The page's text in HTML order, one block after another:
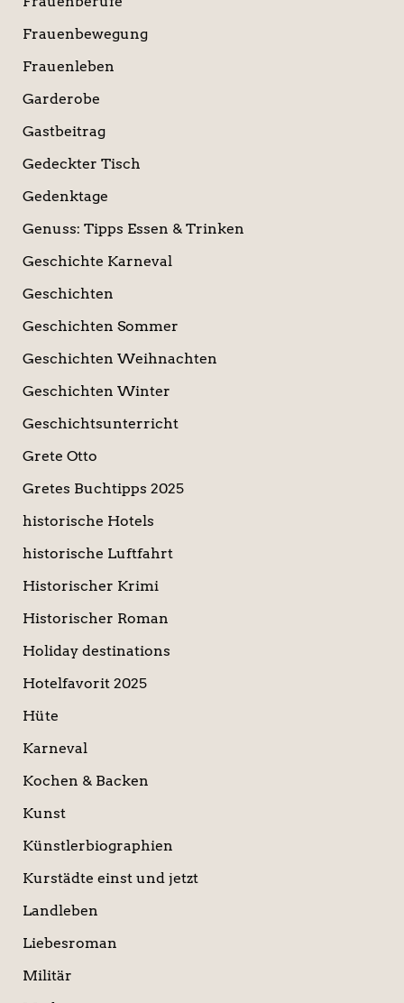
Frauenbewegung
Frauenleben
Garderobe
Gastbeitrag
Gedeckter Tisch
Gedenktage
Genuss: Tipps Essen & Trinken
Geschichte Karneval
Geschichten
Geschichten Sommer
Geschichten Weihnachten
Geschichten Winter
Geschichtsunterricht
Grete Otto
Gretes Buchtipps 2025
historische Hotels
historische Luftfahrt
Historischer Krimi
Historischer Roman
Holiday destinations
Hotelfavorit 2025
Hüte
Karneval
Kochen & Backen
Kunst
Künstlerbiographien
Kurstädte einst und jetzt
Landleben
Liebesroman
Militär